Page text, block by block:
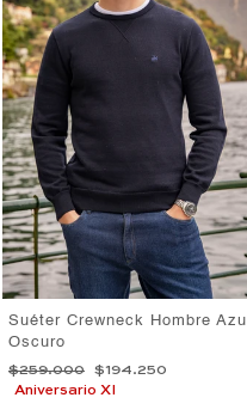
Suéter Crewneck Hombre Azul
Oscuro
Precio
habitual
$259.000
Precio
de
$194.250
Aniversario XI